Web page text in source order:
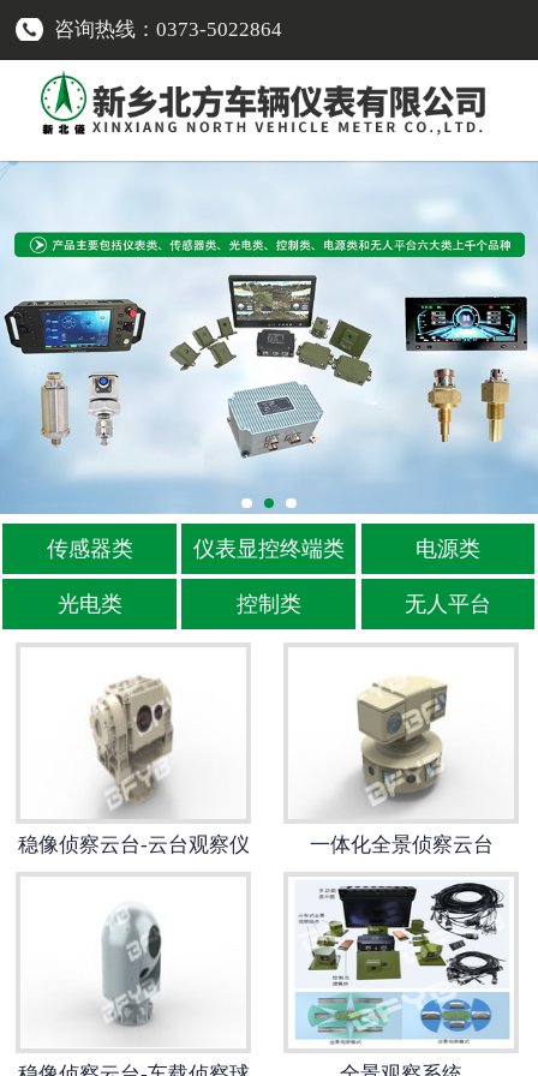
网站首页
传感器类
- 温度传感器
- 压力传感器
- 油量传感器
- 液位报警开关
- 位移传感器
- 油液传感器
其他传感器
仪表显控终端类
电源类
光电类
控制类
无人平台
咨询热线：0373-5022864
传感器类 仪表显控终端类 电源类
光电类 控制类 无人平台
稳像侦察云台-云台观察仪 一体化全景侦察云台